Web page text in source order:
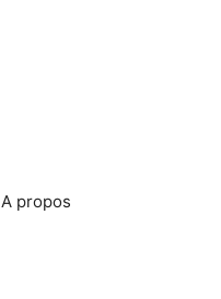
A propos